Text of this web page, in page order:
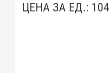
ЦЕНА ЗА ЕД.: 104